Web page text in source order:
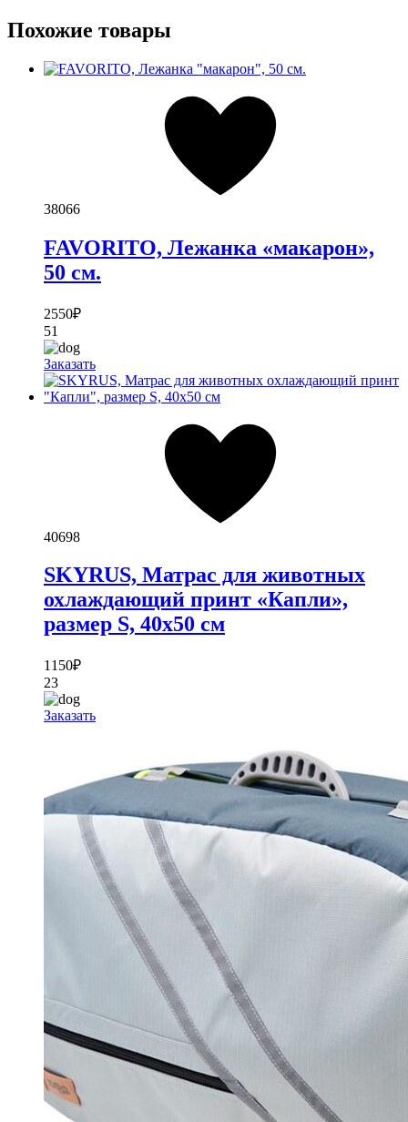
Похожие товары
38066
FAVORITO, Лежанка «макарон»,
50 см.
2550₽
51
Заказать
40698
SKYRUS, Матрас для животных
охлаждающий принт «Капли»,
размер S, 40х50 см
1150₽
23
Заказать